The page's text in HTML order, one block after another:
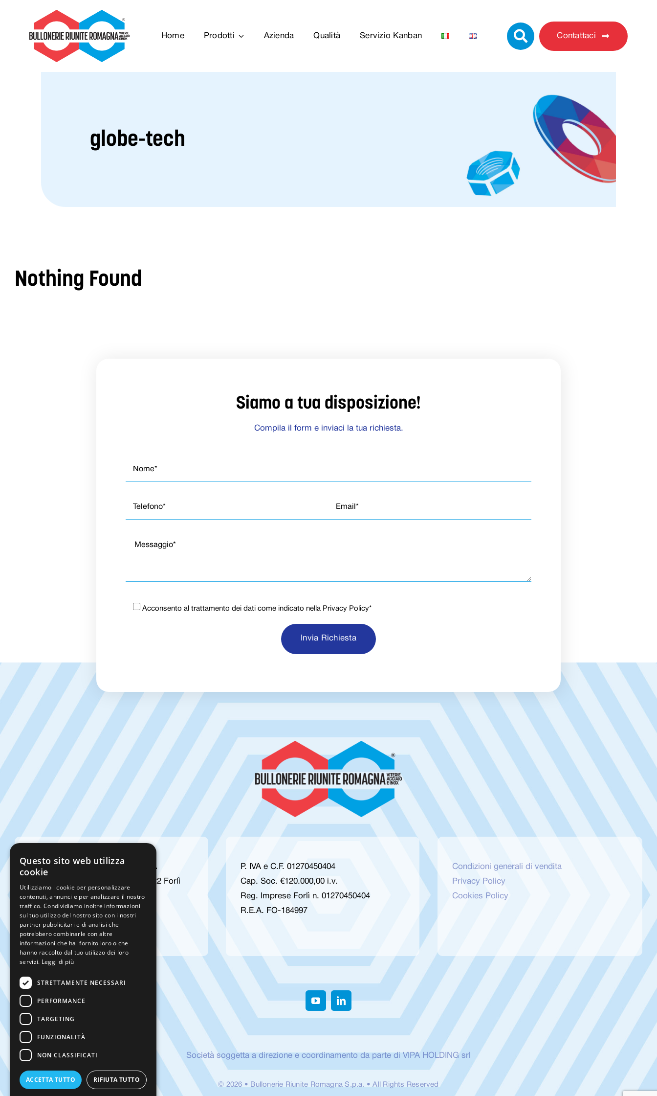
contenuto
Home Prodotti Azienda Qualità Servizio Kanban Contattaci
globe-tech
Nothing Found
Siamo a tua disposizione!
Compila il form e inviaci la tua richiesta.
Acconsento al trattamento dei dati come indicato nella Privacy Policy*
Bullonerie Riunite Romagna S.p.a.
Via Innocenzo Golfarelli, 151, 47122 Forlì
FC
+39 0543 723240
P. IVA e C.F. 01270450404
Cap. Soc. €120.000,00 i.v.
Reg. Imprese Forlì n. 01270450404
R.E.A. FO-184997
Condizioni generali di vendita
Privacy Policy
Cookies Policy
Società soggetta a direzione e coordinamento da parte di VIPA HOLDING srl
© 2026 • Bullonerie Riunite Romagna S.p.a. • All Rights Reserved
Questo sito web utilizza
cookie
Utilizziamo i cookie per personalizzare
contenuti, annunci e per analizzare il nostro
traffico. Condividiamo inoltre informazioni
sul tuo utilizzo del nostro sito con i nostri
partner pubblicitari e di analisi che
potrebbero combinarle con altre
informazioni che hai fornito loro o che
hanno raccolto dal tuo utilizzo dei loro
servizi. Leggi di più
STRETTAMENTE NECESSARI
PERFORMANCE
TARGETING
FUNZIONALITÀ
NON CLASSIFICATI
ACCETTA TUTTO RIFIUTA TUTTO